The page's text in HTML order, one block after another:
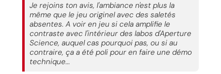
Je rejoins ton avis, l'ambiance n'est plus la
même que le jeu originel avec des saletés
absentes. A voir en jeu si cela amplifie le
contraste avec l'intérieur des labos d'Aperture
Science, auquel cas pourquoi pas, ou si au
contraire, ça a été poli pour en faire une démo
technique...